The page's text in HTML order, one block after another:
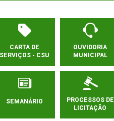
CARTA DE
SERVIÇOS - CSU
OUVIDORIA
MUNICIPAL
SEMANÁRIO
PROCESSOS DE
LICITAÇÃO